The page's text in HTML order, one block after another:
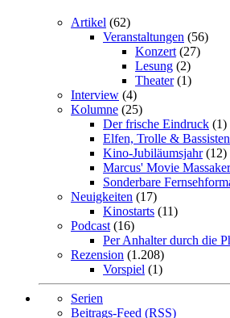
Artikel (62)
Veranstaltungen (56)
Konzert (27)
Lesung (2)
Theater(1)
Interview (4)
Kolumne (25)
Der frische Eindruck (1)
Elfen, Trolle & Bassisten
Kino-Jubiläumsjahr(12)
Marcus' Movie Massaker
Sonderbare
Neuigkeiten (17)
Kinostarts (11)
Podcast (16)
Per Anhalter durch die
Rezension (1.208)
Vorspiel (1)
Serien
Beitrags-Feed (RSS)